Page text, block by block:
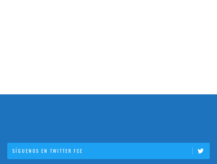
SÍGUENOS EN TWITTER FCE